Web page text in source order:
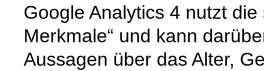
Google Analytics 4 nutzt
Merkmale“ und kann
Aussagen über das Alter,